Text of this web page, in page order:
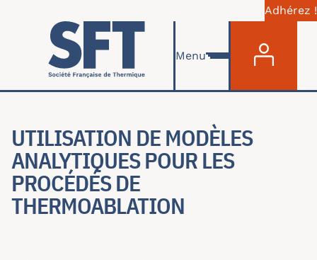
Aller au contenu principal
Adhérez !
Menu
UTILISATION DE MODÈLES
ANALYTIQUES POUR LES
PROCÉDÉS DE
THERMOABLATION